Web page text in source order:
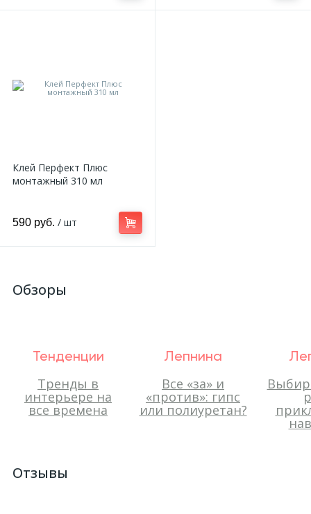
Клей Перфект Плюс
монтажный 310 мл
590 руб. / шт
Обзоры
Тенденции
Тренды в
интерьере на
все времена
Лепнина
Все «за» и
«против»: гипс
или полиуретан?
Отзывы